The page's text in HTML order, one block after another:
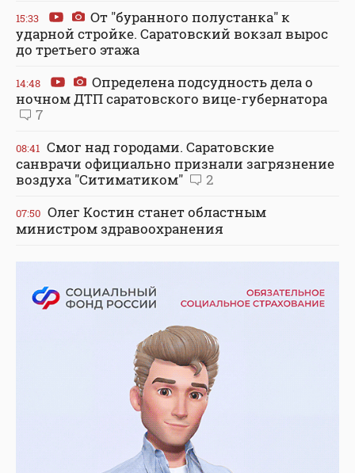
15:33
От "буранного полустанка" к
ударной стройке. Саратовский вокзал вырос
до третьего этажа
14:48
Определена подсудность дела о
ночном ДТП саратовского вице-губернатора
7
08:41 Смог над городами. Саратовские
санврачи официально признали загрязнение
воздуха "Ситиматиком"
2
07:50 Олег Костин станет областным
министром здравоохранения